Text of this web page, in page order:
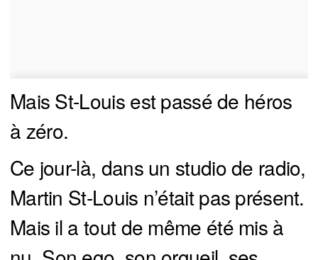
Mais St-Louis est passé de héros
à zéro.
Ce jour-là, dans un studio de radio,
Martin St-Louis n’était pas présent.
Mais il a tout de même été mis à